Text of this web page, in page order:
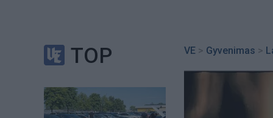
TOP VE > Gyvenimas >